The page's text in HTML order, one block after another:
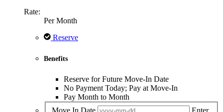
Rate:
Per Month
Reserve
Benefits
Reserve for Future Move-In Date
No Payment Today; Pay at Move-In
Pay Month to Month
Move In Date
Enter